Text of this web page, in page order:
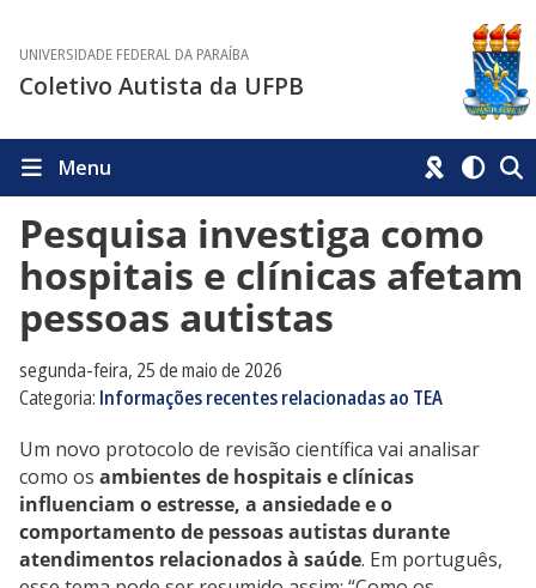
UNIVERSIDADE FEDERAL DA PARAÍBA
Coletivo Autista da UFPB
Menu
Pesquisa investiga como
hospitais e clínicas afetam
pessoas autistas
segunda-feira, 25 de maio de 2026
Categoria: Informações recentes relacionadas ao TEA
Um novo protocolo de revisão científica vai analisar
como os ambientes de hospitais e clínicas
influenciam o estresse, a ansiedade e o
comportamento de pessoas autistas durante
atendimentos relacionados à saúde. Em português,